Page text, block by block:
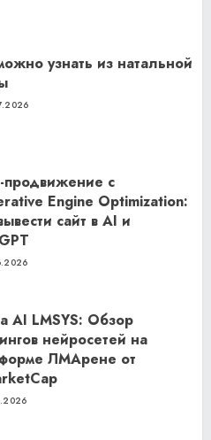
узнать из натальной
продвижение с
Engine Optimization:
сайт в AI и
AI LMSYS: Обзор
нейросетей на
ЛМАрене от